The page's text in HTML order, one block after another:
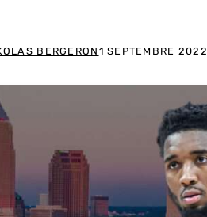
BERGERON 1 SEPTEMBRE 2022